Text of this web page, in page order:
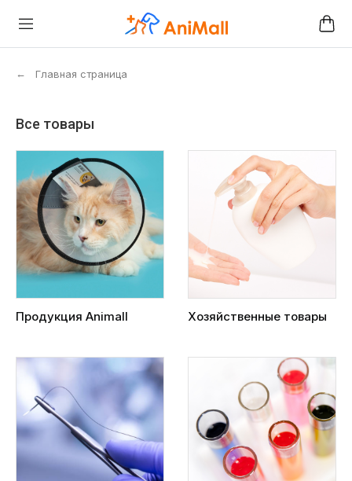
← Главная страница
Все товары
Продукция Animall Хозяйственные товары